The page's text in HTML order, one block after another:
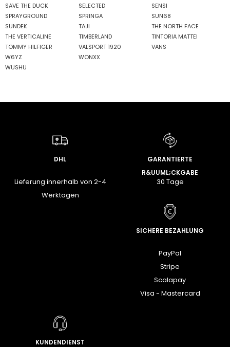
SAVE THE DUCK
SELECTED
SENSI
SPRAYGROUND
SPRINGA
SUN68
SUNDEK
TAJI
THE NORTH FACE
THE VERTICALINE
TIMBERLAND
TINTORIA MATTEI
TOMMY HILFIGER
VALSPORT 1920
VANS
W6YZ
WONXX
WUSHU
DHL
Lieferung innerhalb von 2-4
Werktagen
GARANTIERTE
R&UUML;CKGABE
30 Tage
SICHERE BEZAHLUNG
PayPal
Stripe
Scalapay
Visa - Mastercard
KUNDENDIENST